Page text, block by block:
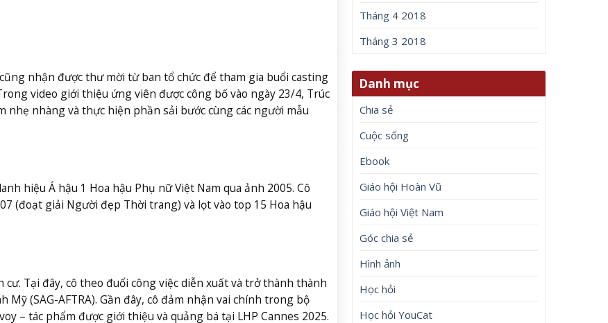
nhận được thư mời từ ban tổ chức để tham gia buổi casting
video giới thiệu ứng viên được công bố vào ngày 23/4, Trúc
nhàng và thực hiện phần sải bước cùng các người mẫu
hiệu Á hậu 1 Hoa hậu Phụ nữ Việt Nam qua ảnh 2005. Cô
(đoạt giải Người đẹp Thời trang) và lọt vào top 15 Hoa hậu
Tại đây, cô theo đuổi công việc diễn xuất và trở thành thành
(SAG-AFTRA). Gần đây, cô đảm nhận vai chính trong bộ
– tác phẩm được giới thiệu và quảng bá tại LHP Cannes 2025.
Tháng 4 2018
Tháng 3 2018
Danh mục
Chia sẻ
Cuộc sống
Ebook
Giáo hội Hoàn Vũ
Giáo hội Việt Nam
Góc chia sẻ
Hình ảnh
Học hỏi
Học hỏi YouCat